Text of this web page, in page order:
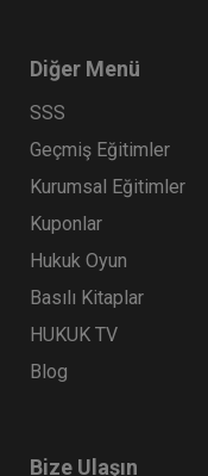
Diğer Menü
SSS
Geçmiş Eğitimler
Kurumsal Eğitimler
Kuponlar
Hukuk Oyun
Basılı Kitaplar
HUKUK TV
Blog
Bize Ulaşın